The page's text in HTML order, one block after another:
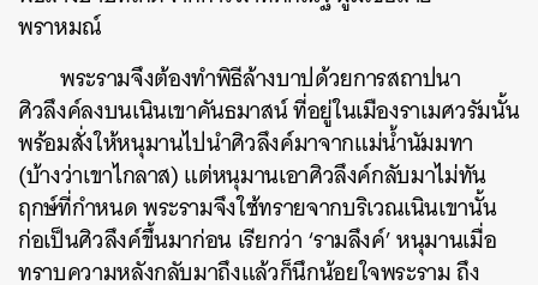
พราหมณ์
พระรามจึงต้องทำพิธีล้างบาปด้วยการสถาปนา
ศิวลึงค์ลงบนเนินเขาคันธมาสน์ ที่อยู่ในเมืองราเมศวรัมนั้น
พร้อมสั่งให้หนุมานไปนำศิวลึงค์มาจากแม่น้ำนัมมทา
(บ้างว่าเขาไกลาส) แต่หนุมานเอาศิวลึงค์กลับมาไม่ทัน
ฤกษ์ที่กำหนด พระรามจึงใช้ทรายจากบริเวณเนินเขานั้น
ก่อเป็นศิวลึงค์ขึ้นมาก่อน เรียกว่า ‘รามลึงค์’ หนุมานเมื่อ
ทราบความหลังกลับมาถึงแล้วก็นึกน้อยใจพระราม ถึง